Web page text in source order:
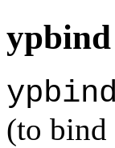
ypbind
ypbind
(to bind